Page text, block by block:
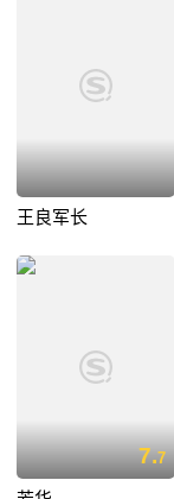
王良军长
7.7